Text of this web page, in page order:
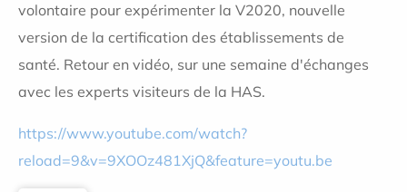
volontaire pour expérimenter la V2020, nouvelle
version de la certification des établissements de
santé. Retour en vidéo, sur une semaine d'échanges
avec les experts visiteurs de la HAS.
https://www.youtube.com/watch?
reload=9&v=9XOOz481XjQ&feature=youtu.be